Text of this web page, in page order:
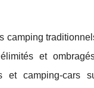
camping
et
et camping-cars